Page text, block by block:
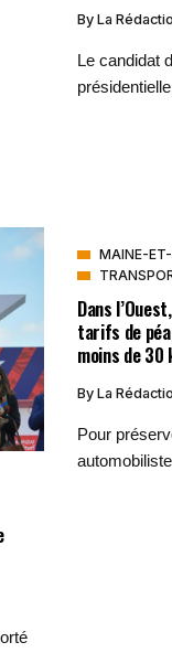
By La
Le candidat
MAINE-
Dans
tarifs de
moins de 30
By La
Pour